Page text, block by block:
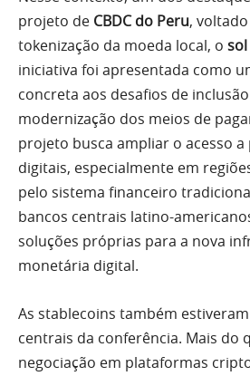
projeto de CBDC do Peru,
tokenização da moeda local, o
iniciativa foi apresentada como
concreta aos desafios de
modernização dos meios de
projeto busca ampliar o acesso a
digitais, especialmente em
pelo sistema financeiro
bancos centrais latino-
soluções próprias para a nova
monetária digital.
As stablecoins também
centrais da conferência. Mais do
negociação em plataformas